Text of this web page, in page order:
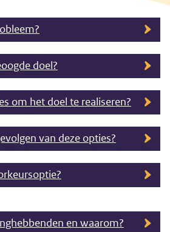
doel?
om het doel te realiseren?
van deze opties?
en waarom?